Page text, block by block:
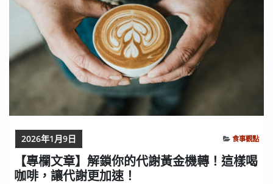
【專欄文章】解鎖你的代謝黃金機轉！這樣喝
咖啡，讓代謝更加速！
2026年1月9日 食事觀點